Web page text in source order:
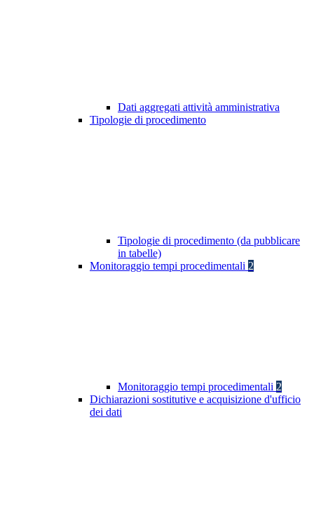
Dati aggregati attività amministrativa
Tipologie di procedimento
Tipologie di procedimento (da pubblicare
in tabelle)
Monitoraggio tempi procedimentali 2
Monitoraggio tempi procedimentali 2
Dichiarazioni sostitutive e acquisizione d'ufficio
dei dati